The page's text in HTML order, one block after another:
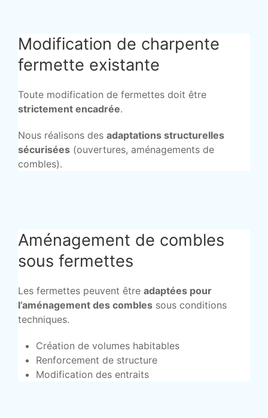
Modification de charpente
fermette existante
Toute modification de fermettes doit être
strictement encadrée.
Nous réalisons des adaptations structurelles
sécurisées (ouvertures, aménagements de
combles).
Aménagement de combles
sous fermettes
Les fermettes peuvent être adaptées pour
l’aménagement des combles sous conditions
techniques.
Création de volumes habitables
Renforcement de structure
Modification des entraits